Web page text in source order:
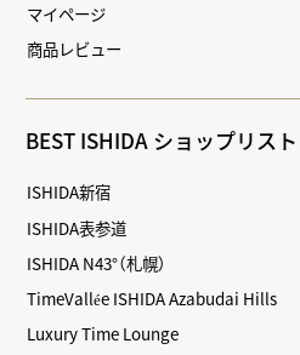
マイページ
商品レビュー
BEST ISHIDA ショップリスト
ISHIDA新宿
ISHIDA表参道
ISHIDA N43°（札幌）
TimeVallée ISHIDA Azabudai Hills
Luxury Time Lounge